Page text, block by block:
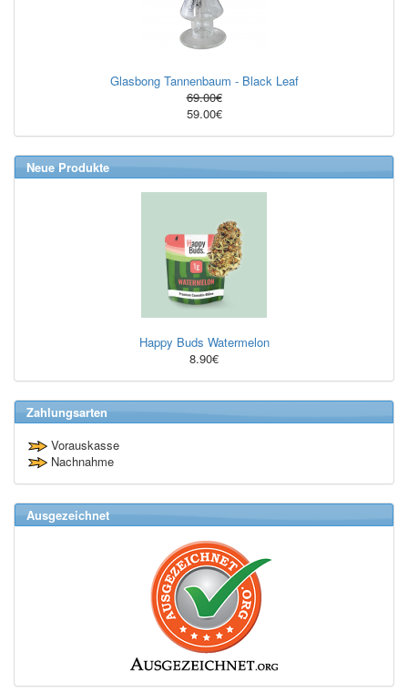
Glasbong Tannenbaum - Black Leaf
69.00€
59.00€
Neue Produkte
Happy Buds Watermelon
8.90€
Zahlungsarten
Vorauskasse
Nachnahme
Ausgezeichnet